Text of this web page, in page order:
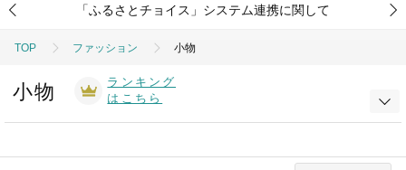
「ふるさとチョイス」システム連携に関して
TOP ファッション 小物
小物
ランキング
はこちら